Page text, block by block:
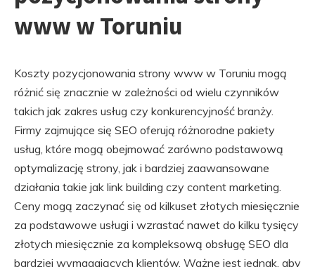
www w Toruniu
Koszty pozycjonowania strony www w Toruniu mogą
różnić się znacznie w zależności od wielu czynników
takich jak zakres usług czy konkurencyjność branży.
Firmy zajmujące się SEO oferują różnorodne pakiety
usług, które mogą obejmować zarówno podstawową
optymalizację strony, jak i bardziej zaawansowane
działania takie jak link building czy content marketing.
Ceny mogą zaczynać się od kilkuset złotych miesięcznie
za podstawowe usługi i wzrastać nawet do kilku tysięcy
złotych miesięcznie za kompleksową obsługę SEO dla
bardziej wymagających klientów. Ważne jest jednak, aby